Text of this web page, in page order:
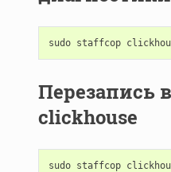
sudo staffcop
Перезапись
clickhouse
sudo staffcop